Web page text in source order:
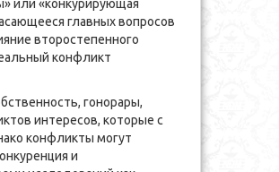
или «конкурирующая
главных вопросов
второстепенного
конфликт
гонорары,
интересов, которые с
конфликты могут
и